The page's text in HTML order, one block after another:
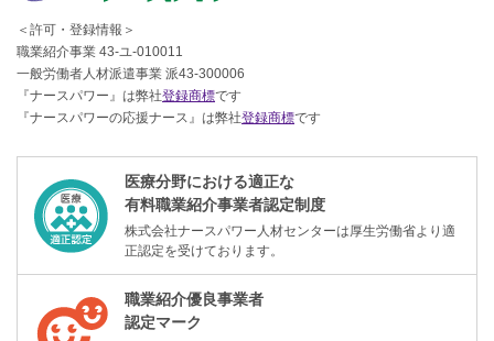
＜許可・登録情報＞
職業紹介事業 43-ユ-010011
一般労働者人材派遣事業 派43-300006
『ナースパワー』は弊社登録商標です
『ナースパワーの応援ナース』は弊社登録商標です
医療分野における適正な
有料職業紹介事業者認定制度
株式会社ナースパワー人材センターは厚生労働省より適
正認定を受けております。
職業紹介優良事業者
認定マーク